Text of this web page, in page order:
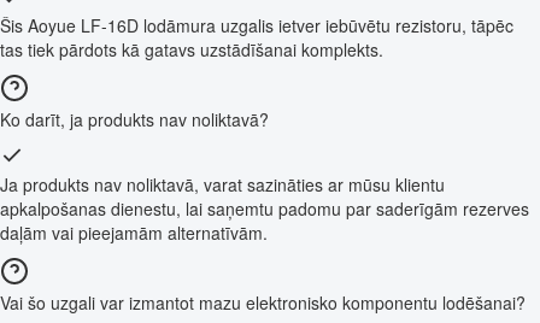
Šis Aoyue LF-16D lodāmura uzgalis ietver iebūvētu rezistoru, tāpēc
tas tiek pārdots kā gatavs uzstādīšanai komplekts.
Ko darīt, ja produkts nav noliktavā?
Ja produkts nav noliktavā, varat sazināties ar mūsu klientu
apkalpošanas dienestu, lai saņemtu padomu par saderīgām rezerves
daļām vai pieejamām alternatīvām.
Vai šo uzgali var izmantot mazu elektronisko komponentu lodēšanai?